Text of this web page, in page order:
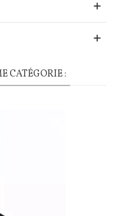
CATÉGORIE :